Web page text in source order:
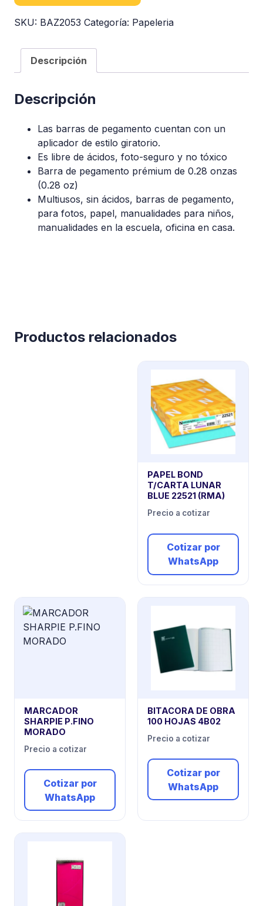
SKU: BAZ2053 Categoría: Papeleria
Descripción
Descripción
Las barras de pegamento cuentan con un
aplicador de estilo giratorio.
Es libre de ácidos, foto-seguro y no tóxico
Barra de pegamento prémium de 0.28 onzas
(0.28 oz)
Multiusos, sin ácidos, barras de pegamento,
para fotos, papel, manualidades para niños,
manualidades en la escuela, oficina en casa.
Productos relacionados
PAPEL BOND
T/CARTA LUNAR
BLUE 22521 (RMA)
Precio a cotizar
Cotizar por
WhatsApp
MARCADOR
SHARPIE P.FINO
MORADO
Precio a cotizar
Cotizar por
WhatsApp
BITACORA DE OBRA
100 HOJAS 4B02
Precio a cotizar
Cotizar por
WhatsApp